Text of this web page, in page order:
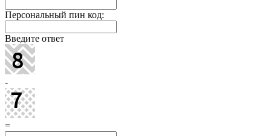
Персональный пин код:
Введите ответ
-
=